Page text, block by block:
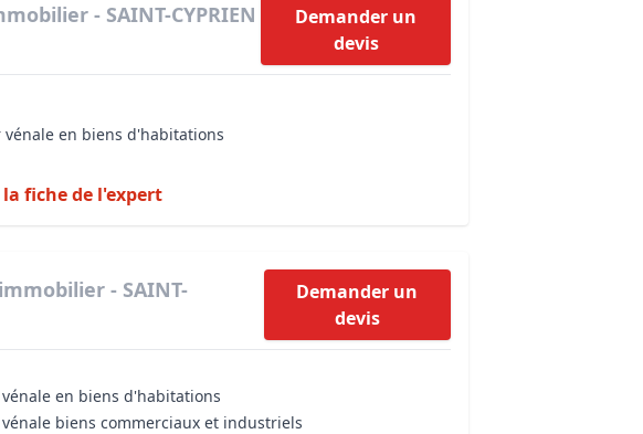
- SAINT-CYPRIEN
Demander un
devis
en biens d'habitations
fiche de l'expert
- SAINT-
Demander un
devis
en biens d'habitations
biens commerciaux et industriels